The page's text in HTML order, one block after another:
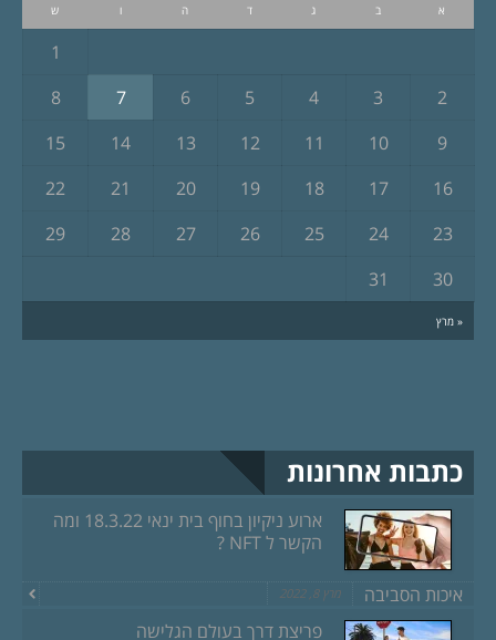
א ב ג ד ה ו ש
« מרץ
1
2
3
4
5
6
7
8
9
10
11
12
13
14
15
16
17
18
19
20
21
22
23
24
25
26
27
28
29
30
31
כתבות אחרונות
ארוע ניקיון בחוף בית ינאי 18.3.22 ומה
הקשר ל NFT ?
איכות הסביבה מרץ 8, 2022
פריצת דרך בעולם הגלישה